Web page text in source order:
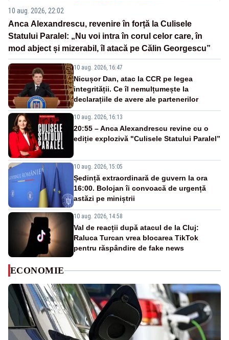
10 aug. 2026, 22:02
Anca Alexandrescu, revenire în forță la Culisele
Statului Paralel: „Nu voi intra în corul celor care, în
mod abject și mizerabil, îl atacă pe Călin Georgescu”
10 aug. 2026, 16:47
Nicușor Dan, atac la CCR pe legea
integrității. Ce îl nemulțumește la
declarațiile de avere ale partenerilor
10 aug. 2026, 16:13
20:55 – Anca Alexandrescu revine cu o
ediție explozivă "Culisele Statului Paralel”
10 aug. 2026, 15:05
Ședință extraordinară de guvern la ora
16:00. Bolojan îi convoacă de urgență
astăzi pe miniștrii
10 aug. 2026, 14:58
Val de reacții după atacul de la Cluj:
Raluca Turcan vrea blocarea TikTok
pentru răspândire de fake news
ECONOMIE